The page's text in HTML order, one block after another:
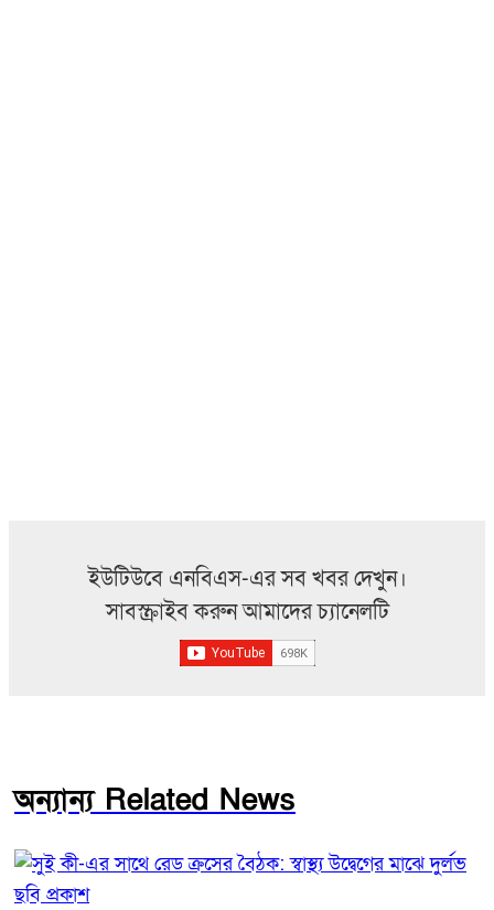
ইউটিউবে এনবিএস-এর সব খবর দেখুন।
সাবস্ক্রাইব করুন আমাদের চ্যানেলটি
অন্যান্য Related News